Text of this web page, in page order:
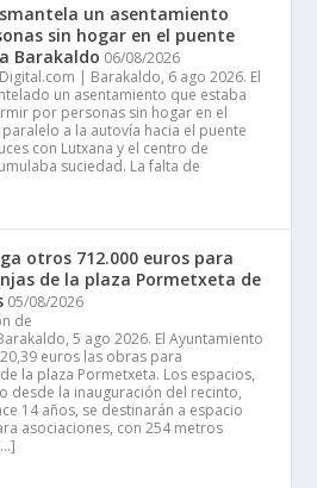
un asentamiento
sin hogar en el puente
Barakaldo 06/08/2026
| Barakaldo, 6 ago 2026. El
un asentamiento que estaba
por personas sin hogar en el
a la autovía hacia el puente
con Lutxana y el centro de
suciedad. La falta de
otros 712.000 euros para
de la plaza Pormetxeta de
05/08/2026
de
5 ago 2026. El Ayuntamiento
euros las obras para
la plaza Pormetxeta. Los espacios,
desde la inauguración del recinto,
14 años, se destinarán a espacio
asociaciones, con 254 metros